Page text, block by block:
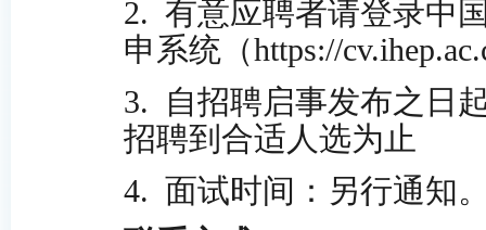
2. 有意应聘者请登录中
申系统（https://
3.
自招聘启事发布之日
招聘到合适人选为止
4. 面试时间：另行通知